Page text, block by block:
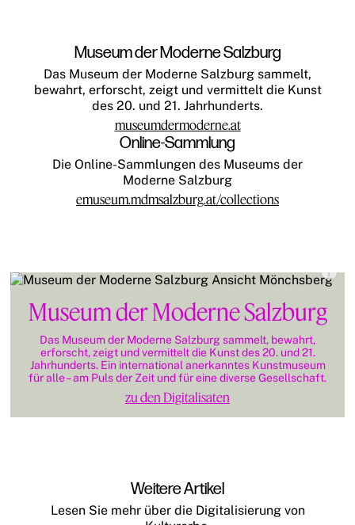
Museum der Moderne Salzburg
Das Museum der Moderne Salzburg sammelt,
bewahrt, erforscht, zeigt und vermittelt die Kunst
des 20. und 21. Jahrhunderts.
museumdermoderne.at
Online-Sammlung
Die Online-Sammlungen des Museums der
Moderne Salzburg
emuseum.mdmsalzburg.at/collections
Museum der Moderne Salzburg
Das Museum der Moderne Salzburg sammelt, bewahrt,
erforscht, zeigt und vermittelt die Kunst des 20. und 21.
Jahrhunderts. Ein international anerkanntes Kunstmuseum
für alle – am Puls der Zeit und für eine diverse Gesellschaft.
zu den Digitalisaten
Weitere Artikel
Lesen Sie mehr über die Digitalisierung von